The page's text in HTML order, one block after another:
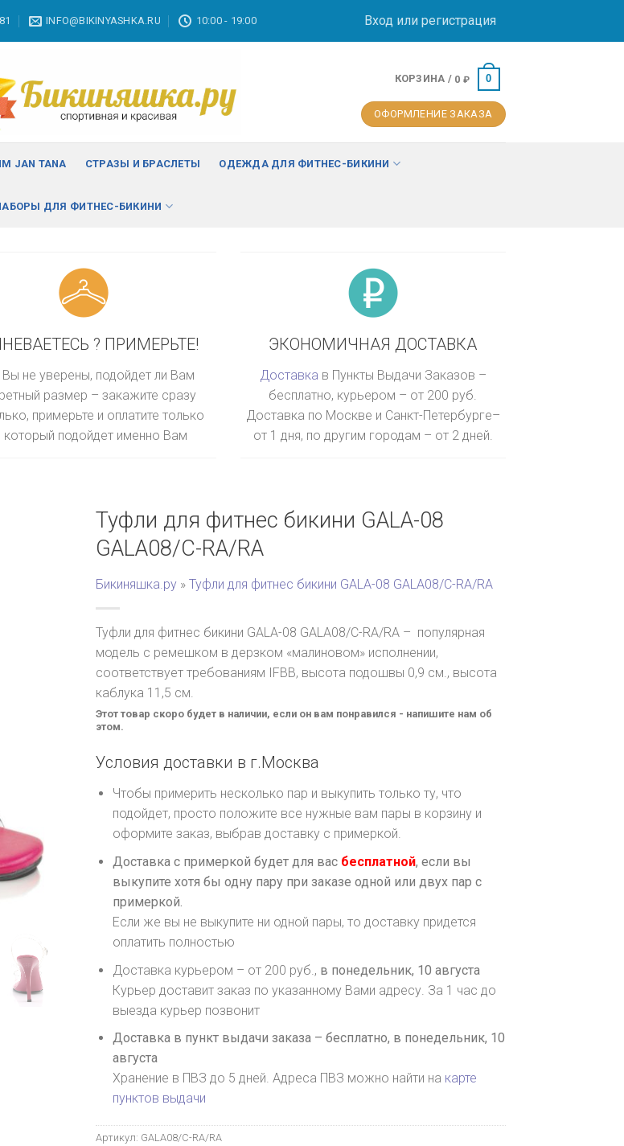
INFO@BIKINYASHKA.RU 10:00 - 19:00 Вход или регистрация
КОРЗИНА / 0 ₽ 0
ОФОРМЛЕНИЕ ЗАКАЗА
JAN TANA СТРАЗЫ И БРАСЛЕТЫ ОДЕЖДА ДЛЯ ФИТНЕС-БИКИНИ
ДЛЯ ФИТНЕС-БИКИНИ
? ПРИМЕРЬТЕ!
Вы не уверены, подойдет ли Вам
размер – закажите сразу
примерьте и оплатите только
который подойдет именно Вам
ЭКОНОМИЧНАЯ ДОСТАВКА
Доставка в Пункты Выдачи Заказов –
бесплатно, курьером – от 200 руб.
Доставка по Москве и Санкт-Петербурге–
от 1 дня, по другим городам – от 2 дней.
Туфли для фитнес бикини GALA-08
GALA08/C-RA/RA
Бикиняшка.ру » Туфли для фитнес бикини GALA-08 GALA08/C-RA/RA
Туфли для фитнес бикини GALA-08 GALA08/C-RA/RA – популярная
модель с ремешком в дерзком «малиновом» исполнении,
соответствует требованиям IFBB, высота подошвы 0,9 см., высота
каблука 11,5 см.
Этот товар скоро будет в наличии, если он вам понравился - напишите нам об
этом.
Условия доставки в г.Москва
Чтобы примерить несколько пар и выкупить только ту, что
подойдет, просто положите все нужные вам пары в корзину и
оформите заказ, выбрав доставку с примеркой.
Доставка с примеркой будет для вас бесплатной, если вы
выкупите хотя бы одну пару при заказе одной или двух пар с
примеркой.
Если же вы не выкупите ни одной пары, то доставку придется
оплатить полностью
Доставка курьером – от 200 руб., в понедельник, 10 августа
Курьер доставит заказ по указанному Вами адресу. За 1 час до
выезда курьер позвонит
Доставка в пункт выдачи заказа – бесплатно, в понедельник, 10
августа
Хранение в ПВЗ до 5 дней. Адреса ПВЗ можно найти на карте
пунктов выдачи
Артикул: GALA08/C-RA/RA